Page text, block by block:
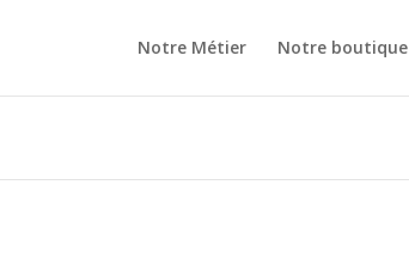
Notre Métier Notre boutique